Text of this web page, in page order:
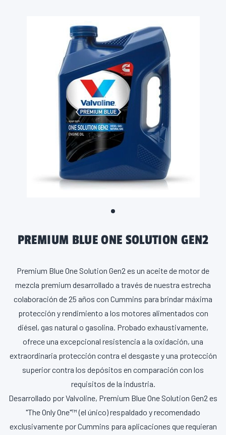
PREMIUM BLUE ONE SOLUTION GEN2
Premium Blue One Solution Gen2 es un aceite de motor de
mezcla premium desarrollado a través de nuestra estrecha
colaboración de 25 años con Cummins para brindar máxima
protección y rendimiento a los motores alimentados con
diésel, gas natural o gasolina. Probado exhaustivamente,
ofrece una excepcional resistencia a la oxidación, una
extraordinaria protección contra el desgaste y una protección
superior contra los depósitos en comparación con los
requisitos de la industria.
Desarrollado por Valvoline, Premium Blue One Solution Gen2 es
"The Only One"™ (el único) respaldado y recomendado
exclusivamente por Cummins para aplicaciones que requieran